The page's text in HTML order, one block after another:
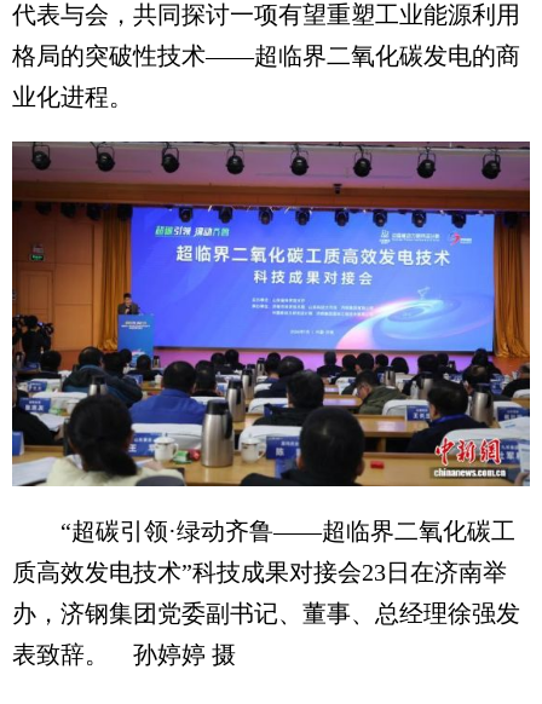
代表与会，共同探讨一项有望重塑工业能源利用
格局的突破性技术——超临界二氧化碳发电的商
业化进程。
“超碳引领·绿动齐鲁——超临界二氧化碳工
质高效发电技术”科技成果对接会23日在济南举
办，济钢集团党委副书记、董事、总经理徐强发
表致辞。 孙婷婷 摄